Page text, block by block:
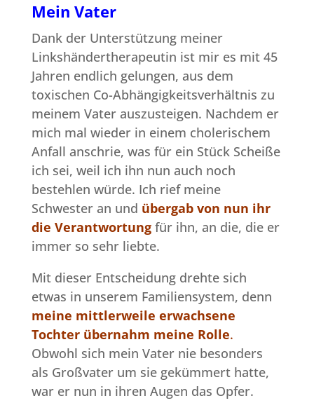
Mein Vater
Dank der Unterstützung meiner
Linkshändertherapeutin ist mir es mit 45
Jahren endlich gelungen, aus dem
toxischen Co-Abhängigkeitsverhältnis zu
meinem Vater auszusteigen. Nachdem er
mich mal wieder in einem cholerischem
Anfall anschrie, was für ein Stück Scheiße
ich sei, weil ich ihn nun auch noch
bestehlen würde. Ich rief meine
Schwester an und übergab von nun ihr
die Verantwortungfür ihn, an die, die er
immer so sehr liebte.
Mit dieser Entscheidung drehte sich
etwas in unserem Familiensystem, denn
meine mittlerweile erwachsene
Tochter übernahm meine Rolle.
Obwohl sich mein Vater nie besonders
als Großvater um sie gekümmert hatte,
war er nun in ihren Augen das Opfer.